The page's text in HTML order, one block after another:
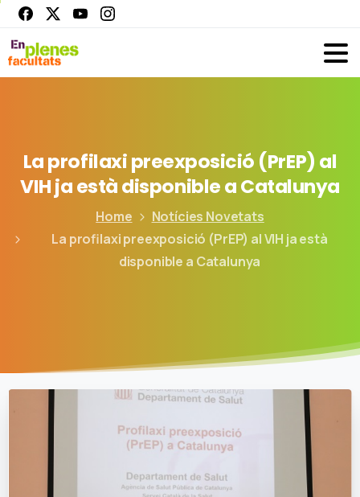
Laprofilaxipreexposició (PrEP) al
VIHjaestàdisponibleaCatalunya
Home
Notícies Novetats
La profilaxi preexposició (PrEP) al VIH ja està
disponible a Catalunya